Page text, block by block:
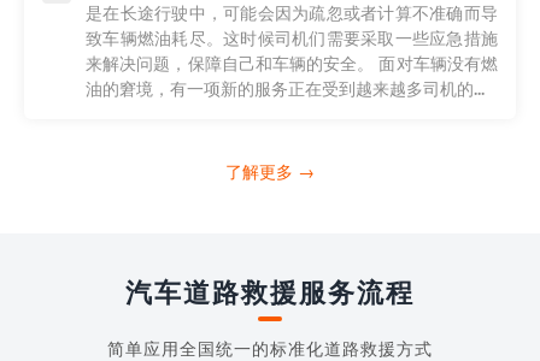
是在长途行驶中，可能会因为疏忽或者计算不准确而导
致车辆燃油耗尽。这时候司机们需要采取一些应急措施
来解决问题，保障自己和车辆的安全。 面对车辆没有燃
油的窘境，有一项新的服务正在受到越来越多司机的...
了解更多 →
汽车道路救援服务流程
简单应用全国统一的标准化道路救援方式